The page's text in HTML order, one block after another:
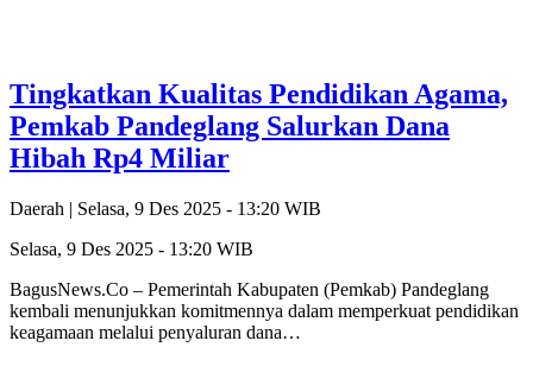
Tingkatkan Kualitas Pendidikan Agama,
Pemkab Pandeglang Salurkan Dana
Hibah Rp4 Miliar
Daerah | Selasa, 9 Des 2025 - 13:20 WIB
Selasa, 9 Des 2025 - 13:20 WIB
BagusNews.Co – Pemerintah Kabupaten (Pemkab) Pandeglang
kembali menunjukkan komitmennya dalam memperkuat pendidikan
keagamaan melalui penyaluran dana…